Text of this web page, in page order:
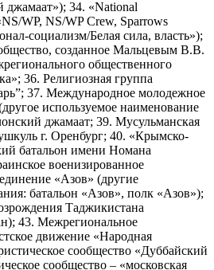
джамаат»); 34. «National
WP, NS/WP Crew, Sparrows
социализм/Белая сила, власть»);
созданное Мальцевым В.В.
общественного
36. Религиозная группа
37. Международное молодежное
используемое наименование
джамаат; 39. Мусульманская
г. Оренбург; 40. «Крымско-
батальон имени Номана
военизированное
«Азов» (другие
батальон «Азов», полк «Азов»);
Таджикистана
43. Межрегиональное
движение «Народная
сообщество «Дуббайский
сообщество – «московская